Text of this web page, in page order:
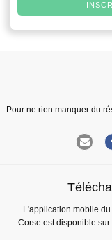
Pour ne rien manquer du
L'application mobile
Corse est disponible